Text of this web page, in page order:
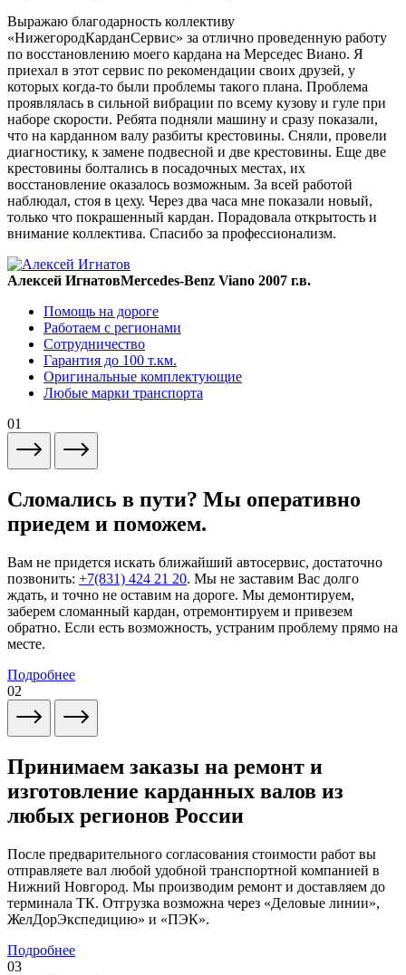
Выражаю благодарность коллективу
«НижегородКарданСервис» за отлично проведенную работу
по восстановлению моего кардана на Мерседес Виано. Я
приехал в этот сервис по рекомендации своих друзей, у
которых когда-то были проблемы такого плана. Проблема
проявлялась в сильной вибрации по всему кузову и гуле при
наборе скорости. Ребята подняли машину и сразу показали,
что на карданном валу разбиты крестовины. Сняли, провели
диагностику, к замене подвесной и две крестовины. Еще две
крестовины болтались в посадочных местах, их
восстановление оказалось возможным. За всей работой
наблюдал, стоя в цеху. Через два часа мне показали новый,
только что покрашенный кардан. Порадовала открытость и
внимание коллектива. Спасибо за профессионализм.
Алексей ИгнатовMercedes-Benz Viano 2007 г.в.
Помощь на дороге
Работаем с регионами
Сотрудничество
Гарантия до 100 т.км.
Оригинальные комплектующие
Любые марки транспорта
01
Сломались в пути? Мы оперативно
приедем и поможем.
Вам не придется искать ближайший автосервис, достаточно
позвонить: +7(831) 424 21 20. Мы не заставим Вас долго
ждать, и точно не оставим на дороге. Мы демонтируем,
заберем сломанный кардан, отремонтируем и привезем
обратно. Если есть возможность, устраним проблему прямо на
месте.
Подробнее
02
Принимаем заказы на ремонт и
изготовление карданных валов из
любых регионов России
После предварительного согласования стоимости работ вы
отправляете вал любой удобной транспортной компанией в
Нижний Новгород. Мы производим ремонт и доставляем до
терминала ТК. Отгрузка возможна через «Деловые линии»,
ЖелДорЭкспедицию» и «ПЭК».
Подробнее
03